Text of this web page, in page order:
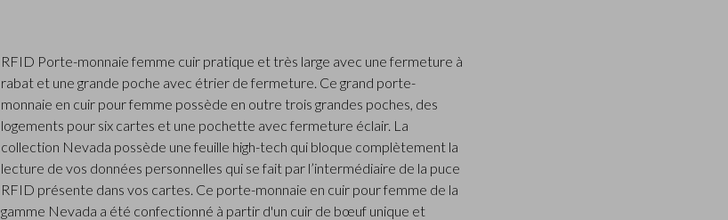
RFID Porte-monnaie femme cuir pratique et très large avec une fermeture à
rabat et une grande poche avec étrier de fermeture. Ce grand porte-
monnaie en cuir pour femme possède en outre trois grandes poches, des
logements pour six cartes et une pochette avec fermeture éclair. La
collection Nevada possède une feuille high-tech qui bloque complètement la
lecture de vos données personnelles qui se fait par l’intermédiaire de la puce
RFID présente dans vos cartes. Ce porte-monnaie en cuir pour femme de la
gamme Nevada a été confectionné à partir d'un cuir de bœuf unique et